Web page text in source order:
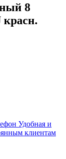
8
красн.
Удобная и
клиентам